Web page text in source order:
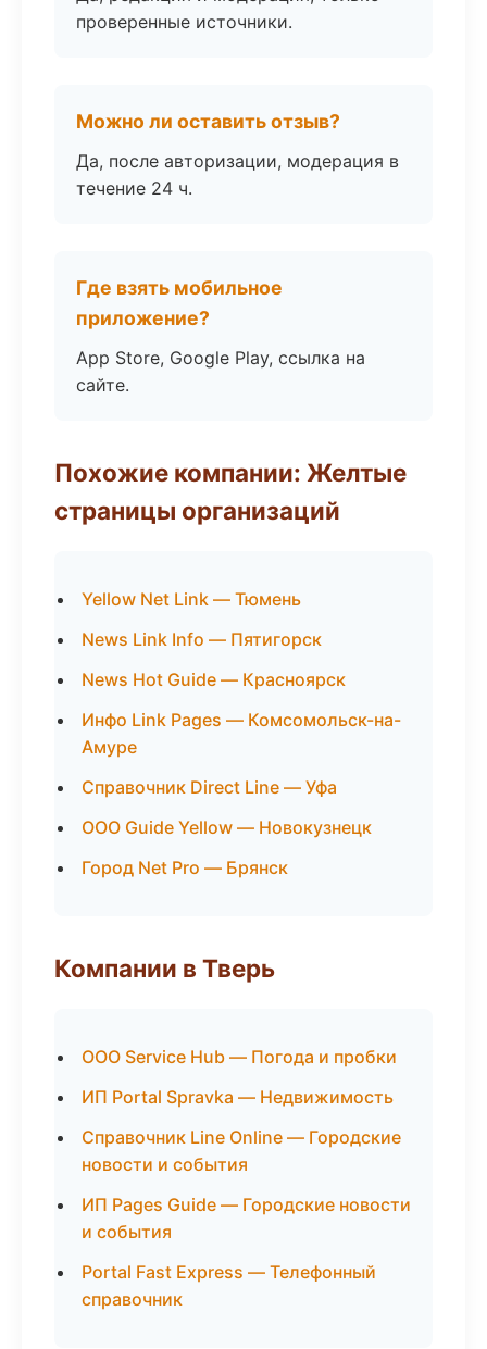
проверенные источники.
Можно ли оставить отзыв?
Да, после авторизации, модерация в
течение 24 ч.
Где взять мобильное
приложение?
App Store, Google Play, ссылка на
сайте.
Похожие компании: Желтые
страницы организаций
Yellow Net Link — Тюмень
News Link Info — Пятигорск
News Hot Guide — Красноярск
Инфо Link Pages — Комсомольск-на-
Амуре
Справочник Direct Line — Уфа
ООО Guide Yellow — Новокузнецк
Город Net Pro — Брянск
Компании в Тверь
ООО Service Hub — Погода и пробки
ИП Portal Spravka — Недвижимость
Справочник Line Online — Городские
новости и события
ИП Pages Guide — Городские новости
и события
Portal Fast Express — Телефонный
справочник